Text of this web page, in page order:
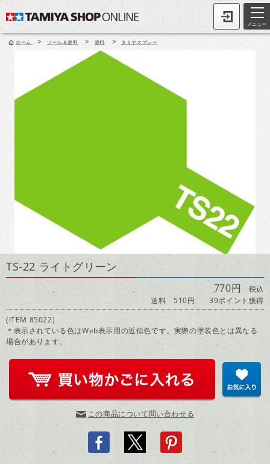
メニュー
ホーム > ツール＆塗料 > 塗料 > タミヤスプレー
TS-22 ライトグリーン
770円 税込
送料 510円
39ポイント獲得
(ITEM 85022)
＊表示されている色はWeb表示用の近似色です。実際の塗装色とは異なる
場合があります。
この商品について問い合わせる